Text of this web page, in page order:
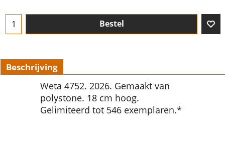
Bestel
Beschrijving
Weta 4752. 2026. Gemaakt van
polystone. 18 cm hoog.
Gelimiteerd tot 546 exemplaren.*